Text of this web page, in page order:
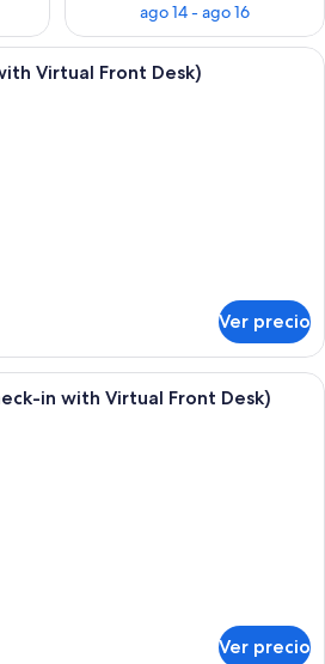
ago 14 - ago 16
Estudio (Self Check-in with Virtual
Virtual Front Desk)
Ver precio
Estudio, balcón (Self Check-in with
in with Virtual Front Desk)
Ver precio